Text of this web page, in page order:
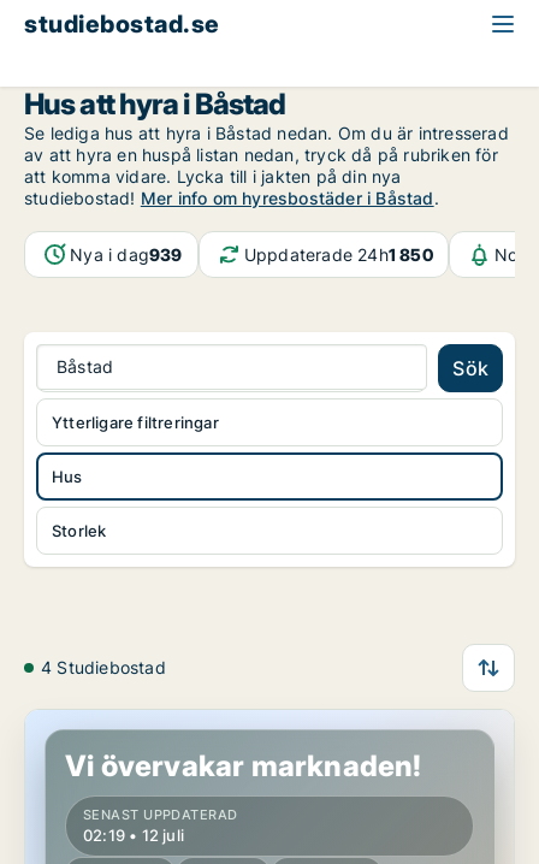
studiebostad.se
Hus att hyra i Båstad
Se lediga hus att hyra i Båstad nedan. Om du är intresserad
av att hyra en huspå listan nedan, tryck då på rubriken för
att komma vidare. Lycka till i jakten på din nya
studiebostad! Mer info om hyresbostäder i Båstad.
Nya i dag939 Uppdaterade 24h1 850
Båstad Sök
Hus
Storlek
Ytterligare filtreringar
4 Studiebostad
Hus i Båstad
Vi övervakar marknaden!
SENAST UPPDATERAD
02:19 • 12 juli